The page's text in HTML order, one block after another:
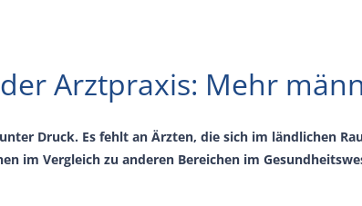
Arztpraxis: Mehr
Druck. Es fehlt an Ärzten, die sich im ländlichen
im Vergleich zu anderen Bereichen im